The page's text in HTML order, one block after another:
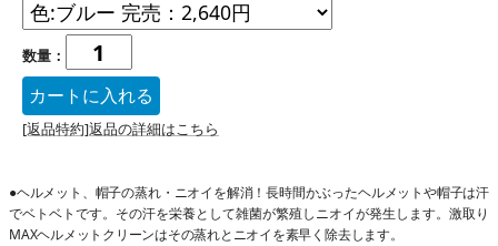
数量：
[返品特約]返品の詳細はこちら
●ヘルメット、帽子の蒸れ・ニオイを解消！長時間かぶったヘルメットや帽子は汗
でベトベトです。その汗を栄養として雑菌が繁殖しニオイが発生します。激取り
MAXヘルメットクリーンはその蒸れとニオイを素早く除去します。